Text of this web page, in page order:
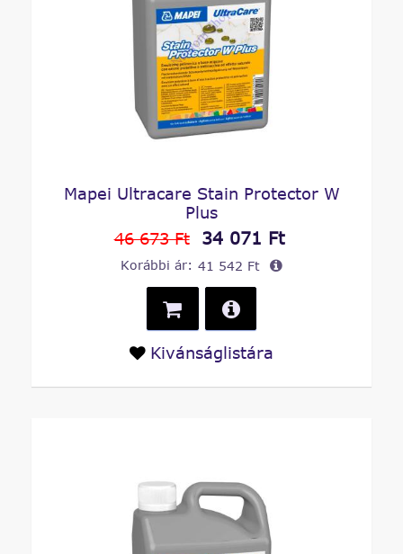
Mapei Ultracare Stain Protector W
Plus
46 673 Ft
34 071 Ft
Korábbi ár: 41 542 Ft
Kivánságlistára